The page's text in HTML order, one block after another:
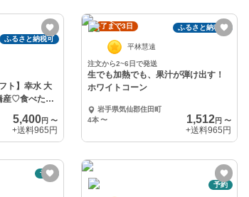
ふるさと納税可
ト】幸水 大
産♡食べたら
5,400円 〜
+送料965円
終了まで3日 ふるさと納税可
平林慧遠
注文から2~6日で発送
生でも加熱でも、果汁が弾け出す！
ホワイトコーン
岩手県気仙郡住田町
4本 〜 1,512円〜
+送料965円
予約
予約